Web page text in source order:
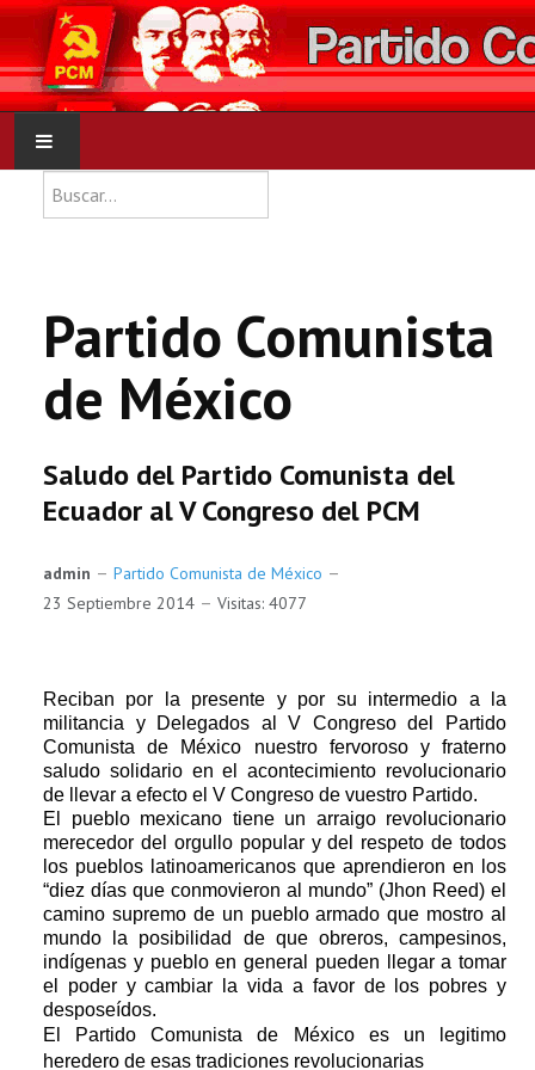
INICIO
NOTICIAS
DOCUMENTOS
Buscar
Partido Comunista
de México
Saludo del Partido Comunista del
Ecuador al V Congreso del PCM
admin
Partido Comunista de México
23 Septiembre 2014
Visitas: 4077
Reciban por la presente y por su intermedio a la
militancia y Delegados al V Congreso del Partido
Comunista de México nuestro fervoroso y fraterno
saludo solidario en el acontecimiento revolucionario
de llevar a efecto el V Congreso de vuestro Partido.
El pueblo mexicano tiene un arraigo revolucionario
merecedor del orgullo popular y del respeto de todos
los pueblos latinoamericanos que aprendieron en los
“diez días que conmovieron al mundo” (Jhon Reed) el
camino supremo de un pueblo armado que mostro al
mundo la posibilidad de que obreros, campesinos,
indígenas y pueblo en general pueden llegar a tomar
el poder y cambiar la vida a favor de los pobres y
desposeídos.
El Partido Comunista de México es un legitimo
heredero de esas tradiciones revolucionarias